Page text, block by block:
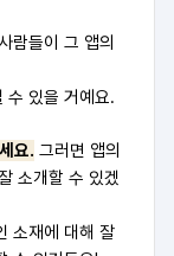
람들이 그 앱의
수 있을 거예요.
요. 그러면 앱의
소개할 수 있겠
소재에 대해 잘